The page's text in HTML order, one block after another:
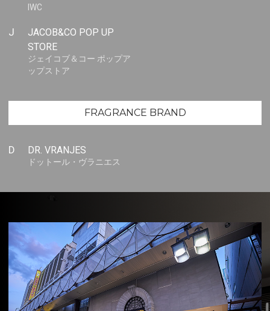
IWC
J
JACOB&CO POP UP
STORE
ジェイコブ＆コー ポップア
ップストア
FRAGRANCE BRAND
D DR. VRANJES
ドットール・ヴラニエス